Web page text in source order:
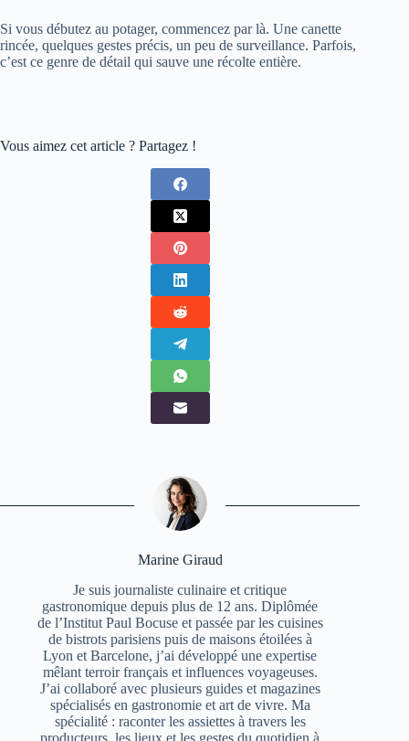
Si vous débutez au potager, commencez par là. Une canette
rincée, quelques gestes précis, un peu de surveillance. Parfois,
c’est ce genre de détail qui sauve une récolte entière.
Vous aimez cet article ? Partagez !
Marine Giraud
Je suis journaliste culinaire et critique
gastronomique depuis plus de 12 ans. Diplômée
de l’Institut Paul Bocuse et passée par les cuisines
de bistrots parisiens puis de maisons étoilées à
Lyon et Barcelone, j’ai développé une expertise
mêlant terroir français et influences voyageuses.
J’ai collaboré avec plusieurs guides et magazines
spécialisés en gastronomie et art de vivre. Ma
spécialité : raconter les assiettes à travers les
producteurs, les lieux et les gestes du quotidien à